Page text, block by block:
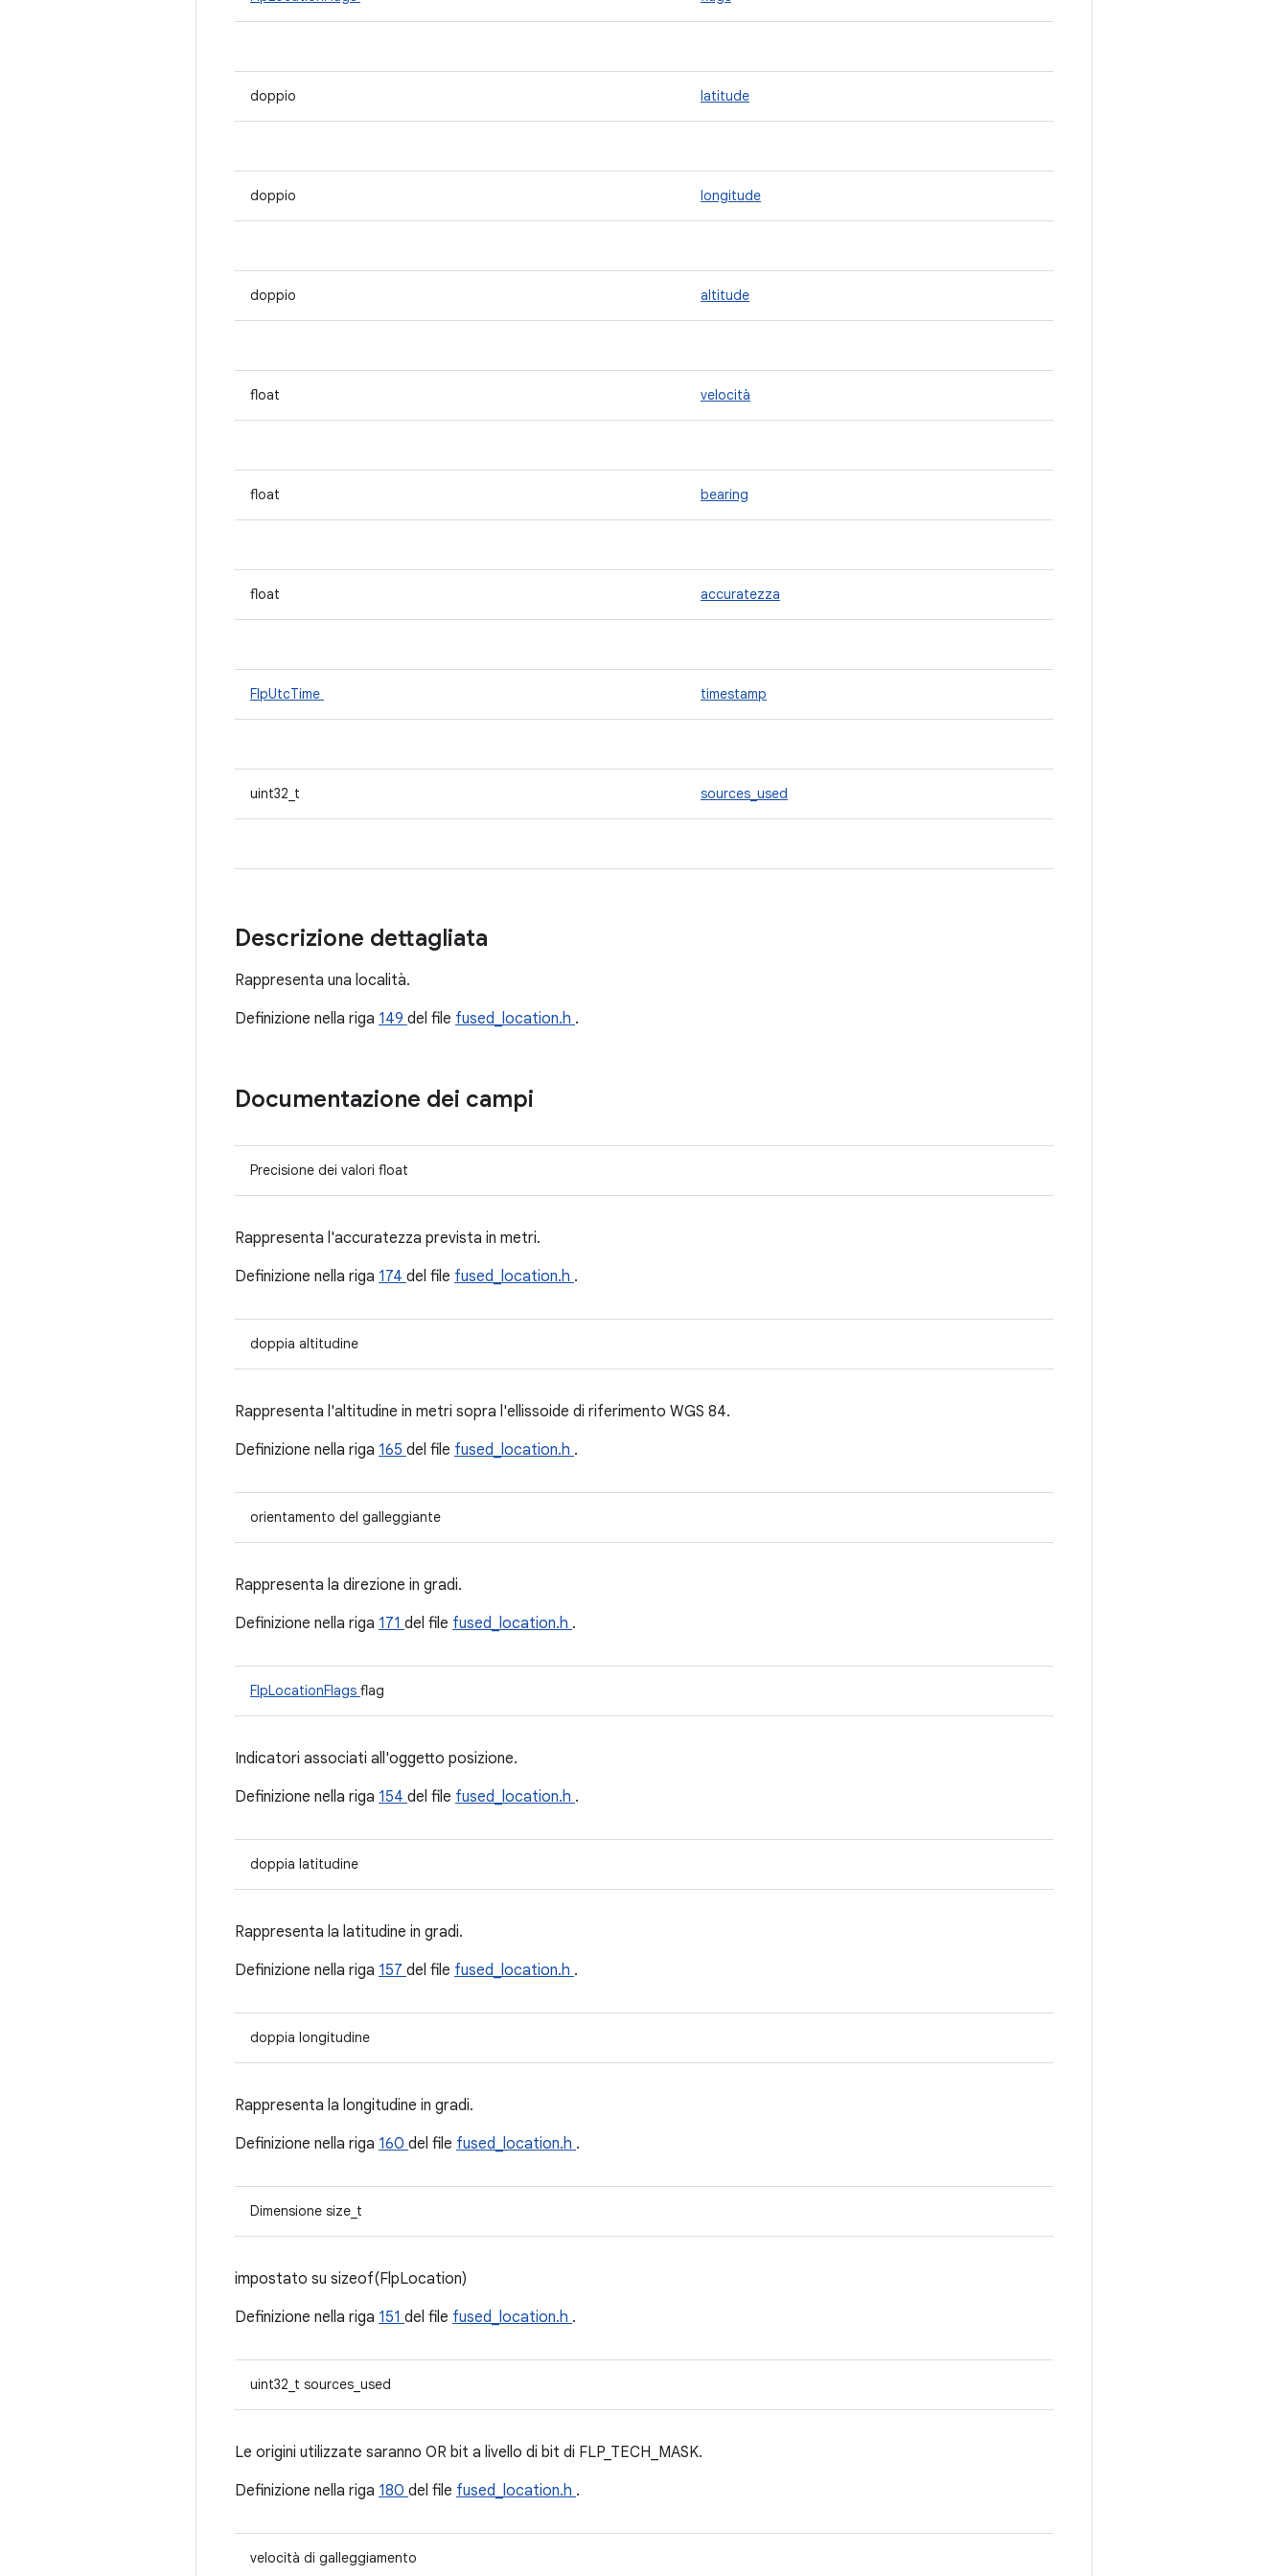
doppio latitude
doppio longitude
doppio altitude
float velocità
float bearing
float accuratezza
FlpUtcTime timestamp
uint32_t sources_used
Descrizione dettagliata
Rappresenta una località.
Definizione nella riga 149 del file fused_location.h .
Documentazione dei campi
Precisione dei valori float
Rappresenta l'accuratezza prevista in metri.
Definizione nella riga 174 del file fused_location.h .
doppia altitudine
Rappresenta l'altitudine in metri sopra l'ellissoide di riferimento WGS 84.
Definizione nella riga 165 del file fused_location.h .
orientamento del galleggiante
Rappresenta la direzione in gradi.
Definizione nella riga 171 del file fused_location.h .
FlpLocationFlags flag
Indicatori associati all'oggetto posizione.
Definizione nella riga 154 del file fused_location.h .
doppia latitudine
Rappresenta la latitudine in gradi.
Definizione nella riga 157 del file fused_location.h .
doppia longitudine
Rappresenta la longitudine in gradi.
Definizione nella riga 160 del file fused_location.h .
Dimensione size_t
impostato su sizeof(FlpLocation)
Definizione nella riga 151 del file fused_location.h .
uint32_t sources_used
Le origini utilizzate saranno OR bit a livello di bit di FLP_TECH_MASK.
Definizione nella riga 180 del file fused_location.h .
velocità di galleggiamento